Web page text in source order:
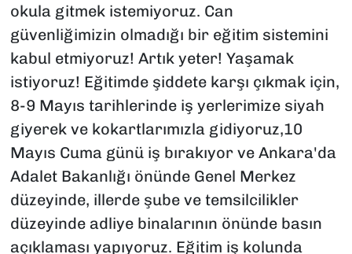
okula gitmek istemiyoruz. Can
güvenliğimizin olmadığı bir eğitim sistemini
kabul etmiyoruz! Artık yeter! Yaşamak
istiyoruz! Eğitimde şiddete karşı çıkmak için,
8-9 Mayıs tarihlerinde iş yerlerimize siyah
giyerek ve kokartlarımızla gidiyoruz,10
Mayıs Cuma günü iş bırakıyor ve Ankara'da
Adalet Bakanlığı önünde Genel Merkez
düzeyinde, illerde şube ve temsilcilikler
düzeyinde adliye binalarının önünde basın
açıklaması yapıyoruz. Eğitim iş kolunda